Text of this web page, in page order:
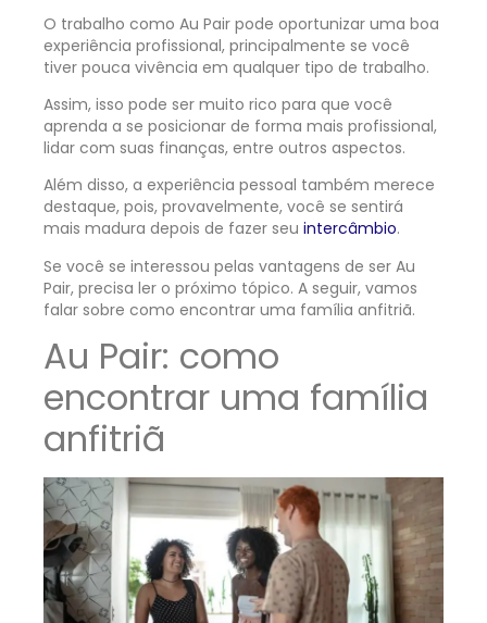
O trabalho como Au Pair pode oportunizar uma boa
experiência profissional, principalmente se você
tiver pouca vivência em qualquer tipo de trabalho.
Assim, isso pode ser muito rico para que você
aprenda a se posicionar de forma mais profissional,
lidar com suas finanças, entre outros aspectos.
Além disso, a experiência pessoal também merece
destaque, pois, provavelmente, você se sentirá
mais madura depois de fazer seu intercâmbio.
Se você se interessou pelas vantagens de ser Au
Pair, precisa ler o próximo tópico. A seguir, vamos
falar sobre como encontrar uma família anfitriã.
Au Pair: como
encontrar uma família
anfitriã